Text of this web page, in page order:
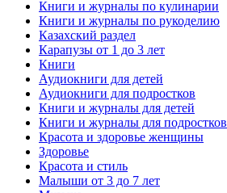
Книги и журналы по кулинарии
Книги и журналы по рукоделию
Казахский раздел
Карапузы от 1 до 3 лет
Книги
Аудиокниги для детей
Аудиокниги для подростков
Книги и журналы для детей
Книги и журналы для подростков
Красота и здоровье женщины
Здоровье
Красота и стиль
Малыши от 3 до 7 лет